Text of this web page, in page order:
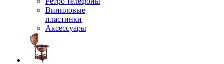
Виниловые
пластинки
Аксессуары